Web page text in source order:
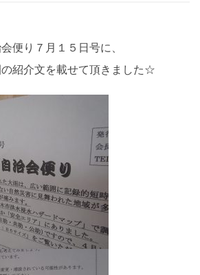
便り７月１５日号に、
紹介文を載せて頂きました☆